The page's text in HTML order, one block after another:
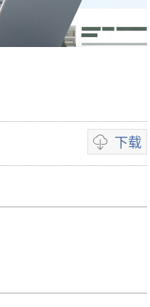
下载
录
像
载